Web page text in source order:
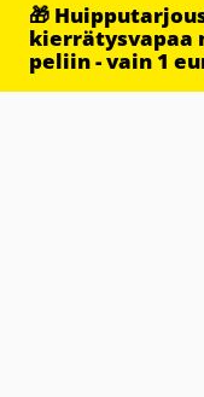
🎁
kierrätysvapaa
peliin - vain 1